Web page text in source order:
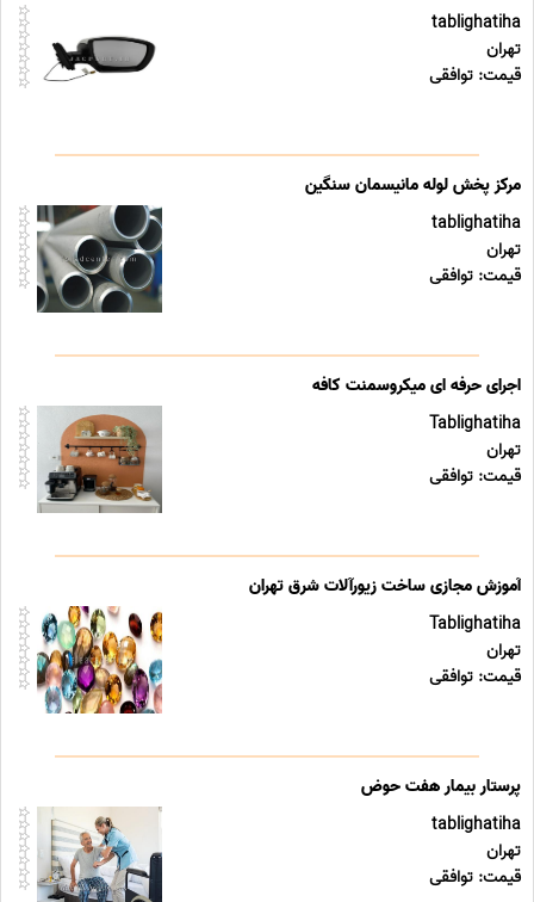
tablighatiha
تهران
قیمت: توافقی
مرکز پخش لوله مانیسمان سنگین
tablighatiha
تهران
قیمت: توافقی
اجرای حرفه ای میکروسمنت کافه
Tablighatiha
تهران
قیمت: توافقی
آموزش مجازی ساخت زیورآلات شرق تهران
Tablighatiha
تهران
قیمت: توافقی
پرستار بیمار هفت حوض
tablighatiha
تهران
قیمت: توافقی